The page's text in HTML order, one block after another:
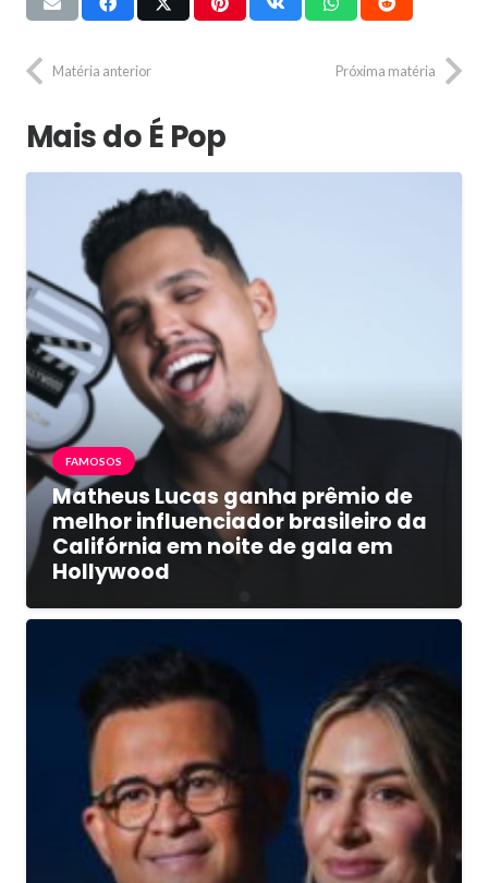
Matéria anterior Próxima matéria
Mais do É Pop
FAMOSOS
Matheus Lucas ganha prêmio de
melhor influenciador brasileiro da
Califórnia em noite de gala em
Hollywood